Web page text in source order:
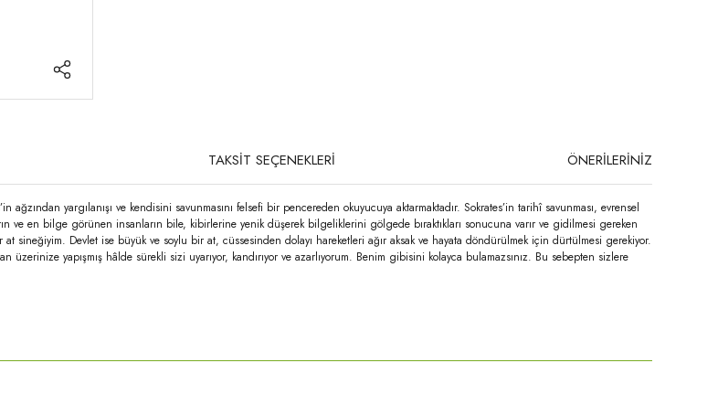
TAKSİT SEÇENEKLERİ ÖNERİLERİNİZ
yargılanışı ve kendisini savunmasını felsefi bir pencereden okuyucuya aktarmaktadır. Sokrates’in tarihî savunması, evrensel
ve en bilge görünen insanların bile, kibirlerine yenik düşerek bilgeliklerini gölgede bıraktıkları sonucuna varır ve gidilmesi gereken
sineğiyim. Devlet ise büyük ve soylu bir at, cüssesinden dolayı hareketleri ağır aksak ve hayata döndürülmek için dürtülmesi gerekiyor.
üzerinize yapışmış hâlde sürekli sizi uyarıyor, kandırıyor ve azarlıyorum. Benim gibisini kolayca bulamazsınız. Bu sebepten sizlere